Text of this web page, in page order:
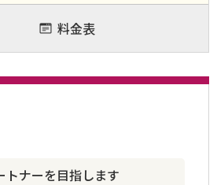
料金表
トナーを目指します